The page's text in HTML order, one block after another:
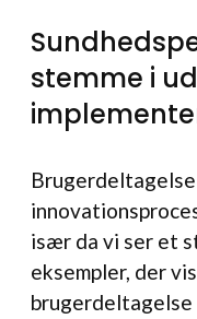
stemme i
især da vi ser et
eksempler, der